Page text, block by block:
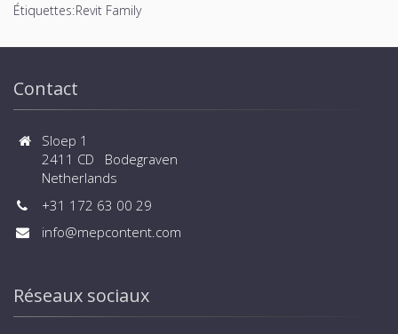
Étiquettes:Revit Family
Contact
Sloep 1
2411 CD Bodegraven
Netherlands
+31 172 63 00 29
info@mepcontent.com
Réseaux sociaux